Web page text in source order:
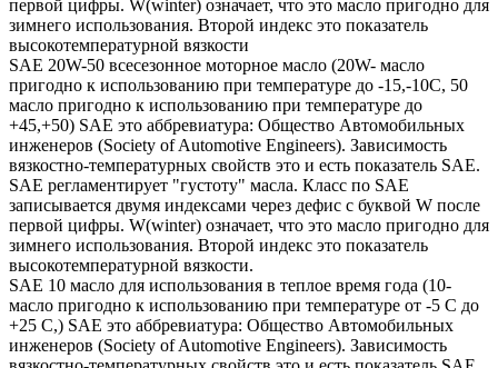
первой цифры. W(winter) означает, что это масло пригодно для
зимнего использования. Второй индекс это показатель
высокотемпературной вязкости
SAE 20W-50 всесезонное моторное масло (20W- масло
пригодно к использованию при температуре до -15,-10С, 50
масло пригодно к использованию при температуре до
+45,+50) SAE это аббревиатура: Общество Автомобильных
инженеров (Society of Automotive Engineers). Зависимость
вязкостно-температурных свойств это и есть показатель SAE.
SAE регламентирует "густоту" масла. Класс по SAE
записывается двумя индексами через дефис с буквой W после
первой цифры. W(winter) означает, что это масло пригодно для
зимнего использования. Второй индекс это показатель
высокотемпературной вязкости.
SAE 10 масло для использования в теплое время года (10-
масло пригодно к использованию при температуре от -5 С до
+25 С,) SAE это аббревиатура: Общество Автомобильных
инженеров (Society of Automotive Engineers). Зависимость